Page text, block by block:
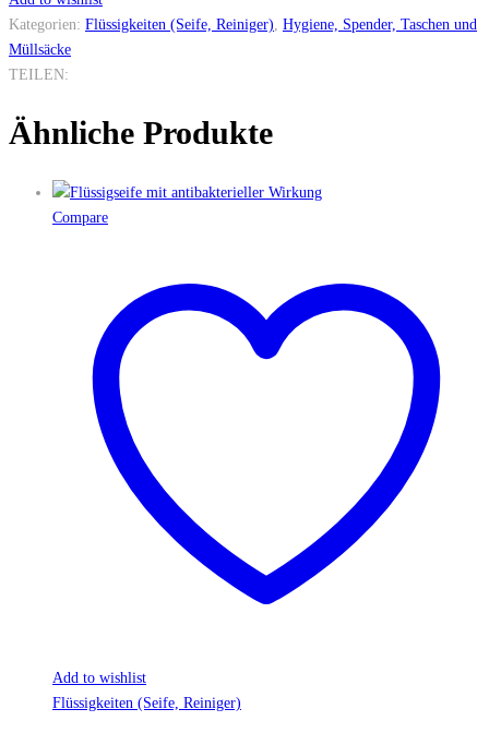
Kategorien: Flüssigkeiten (Seife, Reiniger) Hygiene, Spender, Taschen und
Müllsäcke
TEILEN:
Ähnliche Produkte
Compare
Add to wishlist
Flüssigkeiten (Seife, Reiniger)